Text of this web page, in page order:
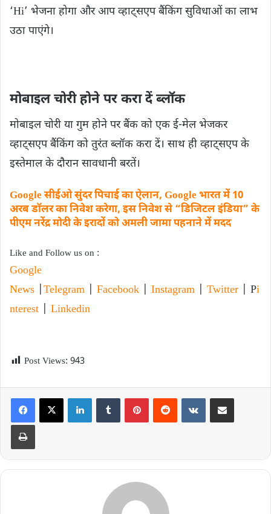
‘Hi’ भेजना होगा और आप व्हाट्सएप बैंकिंग सुविधाओं का लाभ
उठा पाएंगे।
मोबाइल चोरी होने पर करा दें ब्लॉक
मोबाइल चोरी या गुम होने पर बैंक को एक ई-मेल भेजकर
व्हाट्सएप बैंकिंग को तुरंत ब्लॉक करा दें। साथ ही व्हाट्सएप के
इस्तेमाल के दौरान सावधानी बरतें।
Google सीईओ सुंदर पिचाई का ऐलान, Google भारत में 10
अरब डॉलर का निवेश करेगा, इस निवेश से “डिजिटल इंडिया” के
पीएम नरेंद्र मोदी के इरादों को अमली जामा पहनाने में मदद
Like and Follow us on :
Google
News
Telegram Facebook Instagram Twitter | Pi
nterest
Linkedin
Post Views: 943